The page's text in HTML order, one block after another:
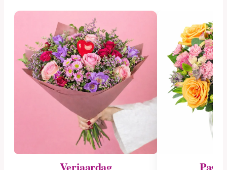
Verjaardag